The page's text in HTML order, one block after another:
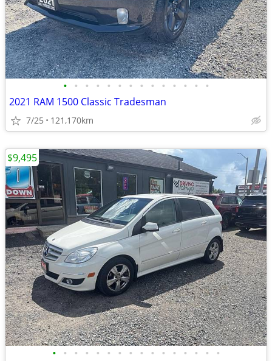
• • • • • • • • • • • • • •
2021 RAM 1500 Classic Tradesman
7/25 121,170km
• • • • • • • • • • • • • • • •
$9,495